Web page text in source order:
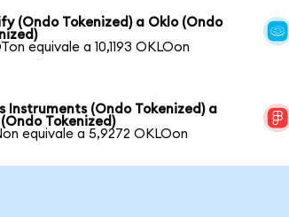
(Ondo Tokenized) a Oklo (Ondo
equivale a 10,1193 OKLOon
Instruments (Ondo Tokenized) a
Tokenized)
equivale a 5,9272 OKLOon